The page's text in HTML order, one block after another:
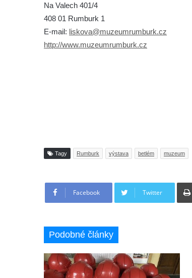
Na Valech 401/4
408 01 Rumburk 1
E-mail: liskova@muzeumrumburk.cz
http://www.muzeumrumburk.cz
Tagy Rumburk výstava betlém muzeum
Facebook Twitter
Podobné články